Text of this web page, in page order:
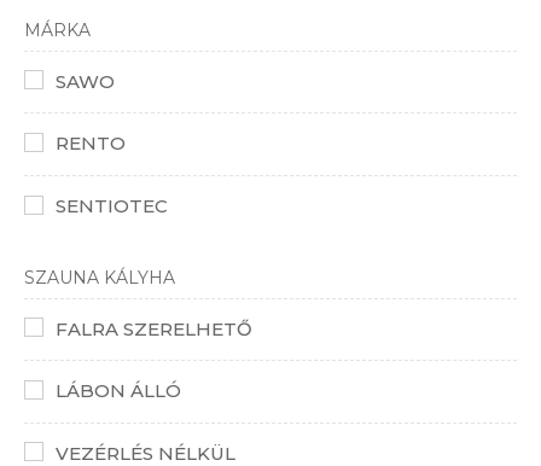
MÁRKA
SAWO
RENTO
SENTIOTEC
SZAUNA KÁLYHA
FALRA SZERELHETŐ
LÁBON ÁLLÓ
VEZÉRLÉS NÉLKÜL